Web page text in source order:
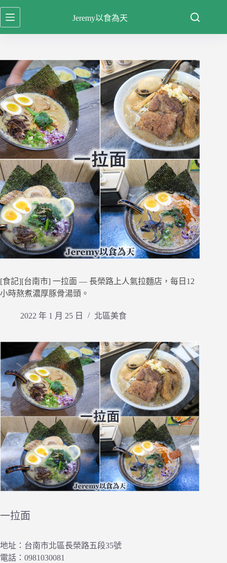
跳
至
Jeremy以食為天
[食記][台南市] 一拉面 — 長榮路上人氣拉麵店，每日12
小時熬煮濃厚豚骨湯頭。
2022 年 1 月 25 日 北區美食
一拉面
地址：台南市北區長榮路五段35號
電話：0981030081